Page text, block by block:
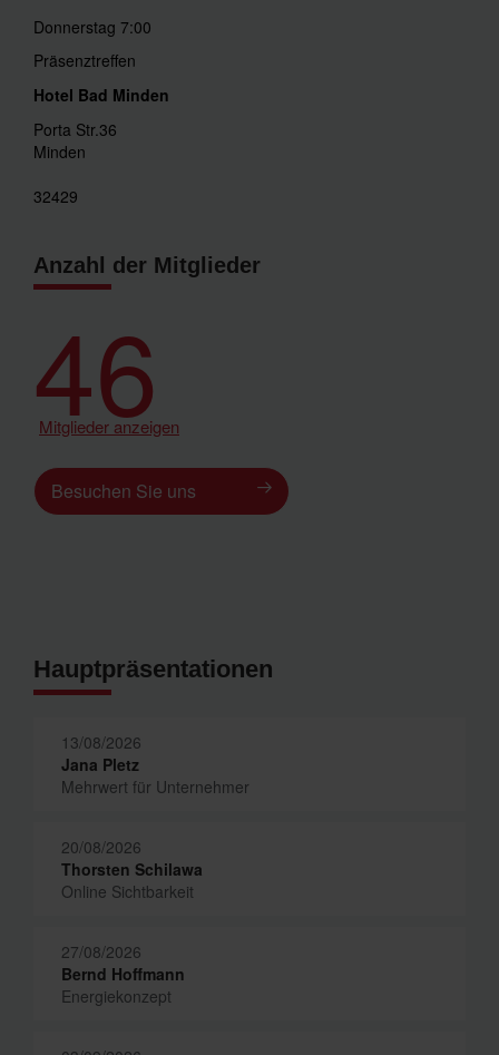
Donnerstag 7:00
Präsenztreffen
Hotel Bad Minden
Porta Str.36
Minden
32429
Anzahl der Mitglieder
46
Mitglieder anzeigen
Besuchen Sie uns
Hauptpräsentationen
13/08/2026
Jana Pletz
Mehrwert für Unternehmer
20/08/2026
Thorsten Schilawa
Online Sichtbarkeit
27/08/2026
Bernd Hoffmann
Energiekonzept